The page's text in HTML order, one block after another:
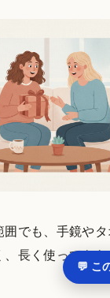
でも、手鏡やタ
、長く使っても
💬 こ